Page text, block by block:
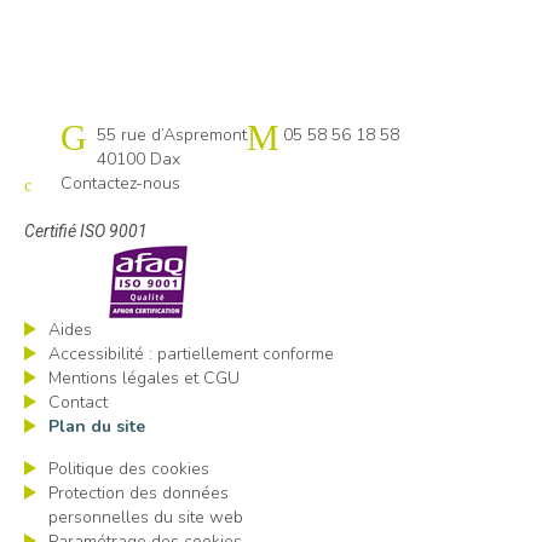
Cap emploi 40-64 Pays basque
55 rue d’Aspremont
40100 Dax
05 58 56 18 58
Contactez-nous
Certifié ISO 9001
Aides
Accessibilité : partiellement conforme
Mentions légales et CGU
Contact
Plan du site
Politique des cookies
Protection des données
personnelles du site web